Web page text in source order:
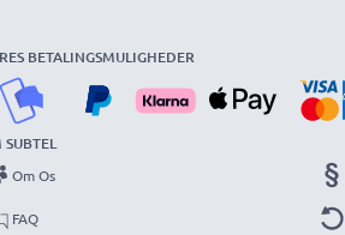
BETALINGSMULIGHEDER
SUBTEL
Om Os
FAQ